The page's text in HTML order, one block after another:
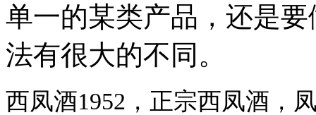
单一的某类产品，还是
法有很大的不同。
西凤酒1952，正宗西凤酒